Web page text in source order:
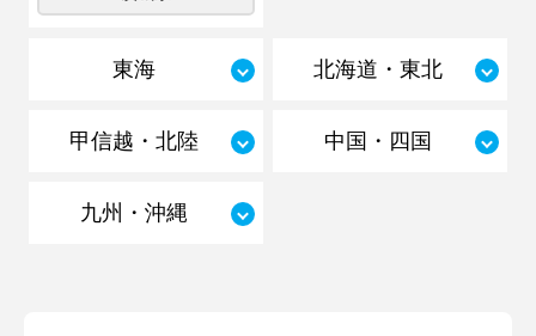
東海 北海道・東北
甲信越・北陸 中国・四国
九州・沖縄